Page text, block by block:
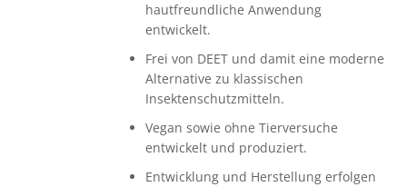
hautfreundliche Anwendung
entwickelt.
Frei von DEET und damit eine moderne
Alternative zu klassischen
Insektenschutzmitteln.
Vegan sowie ohne Tierversuche
entwickelt und produziert.
Entwicklung und Herstellung erfolgen